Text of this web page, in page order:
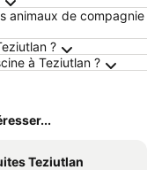
animaux de compagnie
?
à Teziutlan ?
Teziutlan